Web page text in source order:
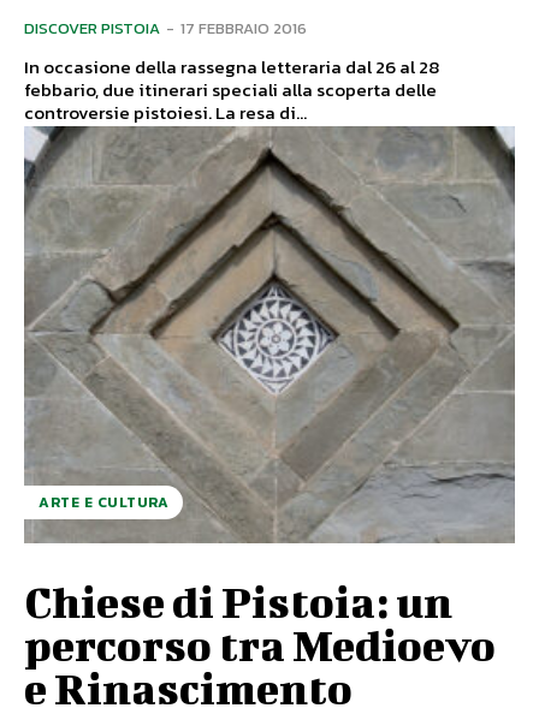
DISCOVER PISTOIA - 17 FEBBRAIO 2016
In occasione della rassegna letteraria dal 26 al 28
febbario, due itinerari speciali alla scoperta delle
controversie pistoiesi. La resa di...
ARTE E CULTURA
Chiese di Pistoia: un
percorso tra Medioevo
e Rinascimento